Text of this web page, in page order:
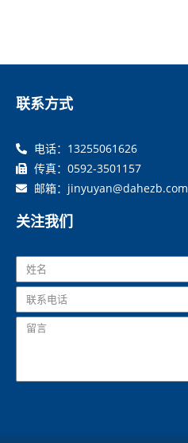
联系方式
电话：13255061626
传真：0592-3501157
邮箱：jinyuyan@dahezb.com
关注我们